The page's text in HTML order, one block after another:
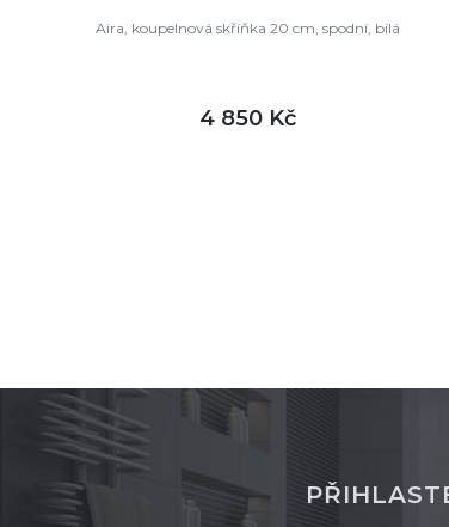
Aira, koupelnová skříňka 20 cm, spodní, bílá
4 850 Kč